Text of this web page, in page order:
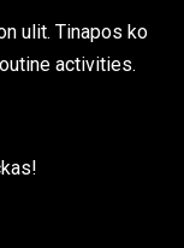
ulit. Tinapos ko
activities.